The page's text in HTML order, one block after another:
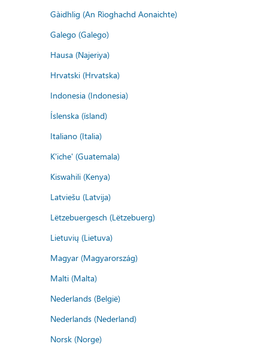
Gàidhlig (An Rìoghachd Aonaichte)
Galego (Galego)
Hausa (Najeriya)
Hrvatski (Hrvatska)
Indonesia (Indonesia)
Íslenska (ísland)
Italiano (Italia)
K'iche' (Guatemala)
Kiswahili (Kenya)
Latviešu (Latvija)
Lëtzebuergesch (Lëtzebuerg)
Lietuvių (Lietuva)
Magyar (Magyarország)
Malti (Malta)
Nederlands (België)
Nederlands (Nederland)
Norsk (Norge)